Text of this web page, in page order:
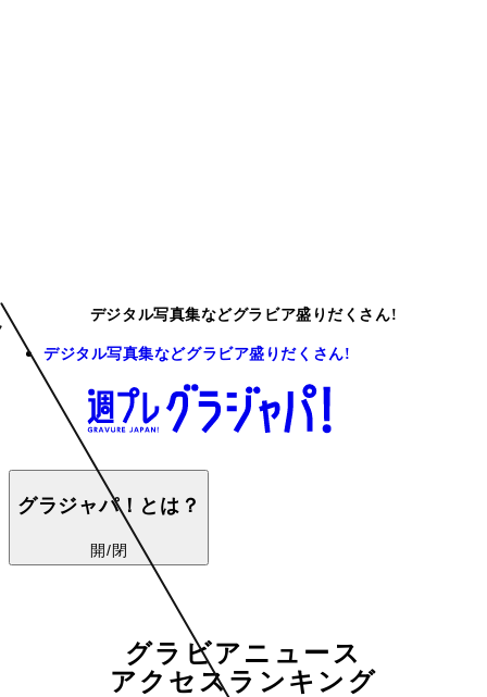
デジタル写真集などグラビア盛りだくさん!
デジタル写真集などグラビア盛りだくさん!
グラジャパ！とは？
開/閉
グラビアニュース
アクセスランキング